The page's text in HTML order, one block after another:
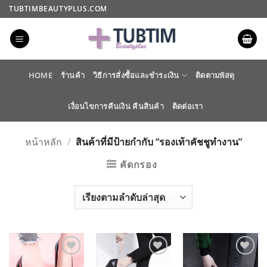
ข้าม
ไป
เนื้อหา
TUBTIMBEAUTYPLUS.COM
HOME ร้านค้า วิธีการสั่งซื้อและชำระเงิน ติดตามพัสดุ
เงื่อนไขการคืนเงิน คืนสินค้า ติดต่อเรา
หน้าหลัก / สินค้าที่มีป้ายกำกับ “รองเท้าคัชชูทำงาน”
คัดกรอง
ADD TO
ADD TO
ADD TO